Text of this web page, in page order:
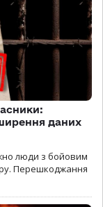
даних
люди з бойовим
Перешкоджання